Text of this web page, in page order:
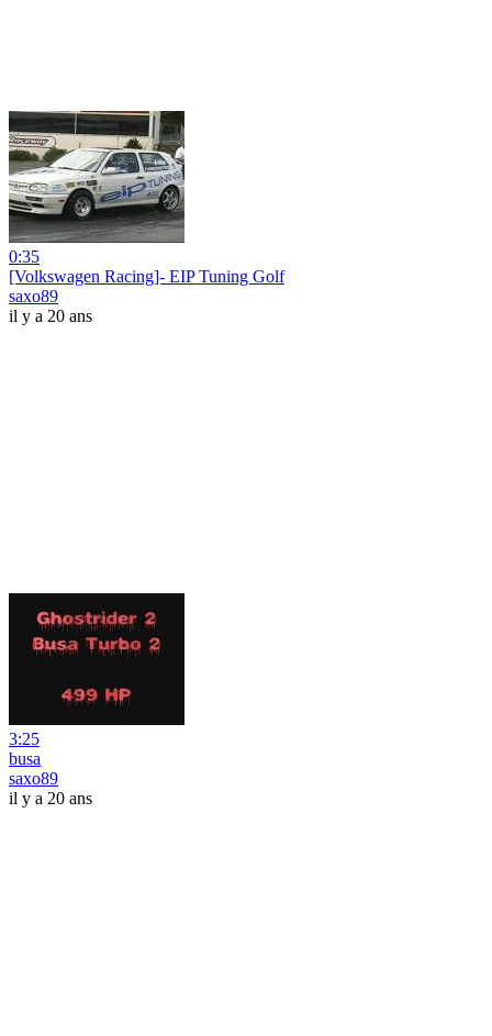
0:35
[Volkswagen Racing]- EIP Tuning Golf
saxo89
il y a 20 ans
3:25
busa
saxo89
il y a 20 ans